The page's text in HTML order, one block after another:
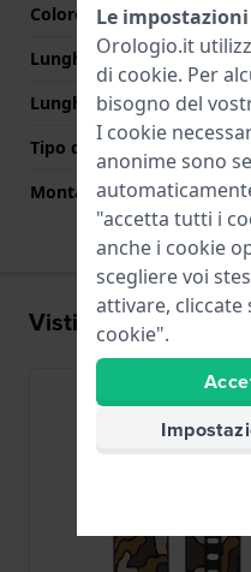
Colore Chiusura
Lunghezza Parte
Lunghezza Parte Inferiore
Tipo di montatura
Montatura dritta
Visti di recente
Le
Orologio.it
di cookie. Per
bisogno del
I cookie
anonime sono
"accetta tutti i
anche i cookie
scegliere voi
attivare,
cookie".